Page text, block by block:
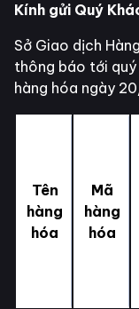
Kính gửi Quý
Sở Giao dịch
thông báo tới
hàng hóa ngày
Tên
hàng
hóa
Mã
hàng
hóa